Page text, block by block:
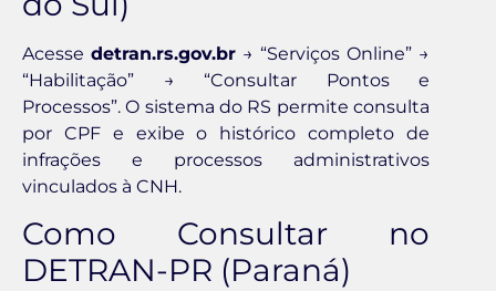
Acesse detran.rs.gov.br → “Serviços Online” →
“Habilitação” → “Consultar Pontos e
Processos”. O sistema do RS permite consulta
por CPF e exibe o histórico completo de
infrações e processos administrativos
vinculados à CNH.
Como Consultar no
DETRAN-PR (Paraná)